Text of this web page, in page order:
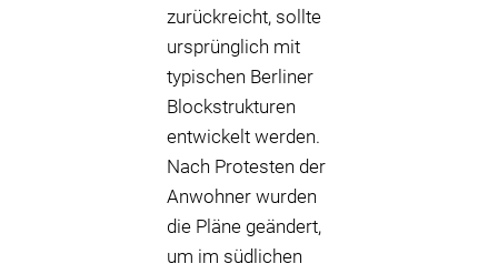
zurückreicht, sollte
ursprünglich mit
typischen Berliner
Blockstrukturen
entwickelt werden.
Nach Protesten der
Anwohner wurden
die Pläne geändert,
um im südlichen